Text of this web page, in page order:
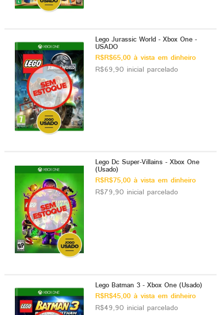
Lego Jurassic World - Xbox One -
USADO
R$R$65,00 à vista em dinheiro
R$69,90 inicial parcelado
Lego Dc Super-Villains - Xbox One
(Usado)
R$R$75,00 à vista em dinheiro
R$79,90 inicial parcelado
Lego Batman 3 - Xbox One (Usado)
R$R$45,00 à vista em dinheiro
R$49,90 inicial parcelado